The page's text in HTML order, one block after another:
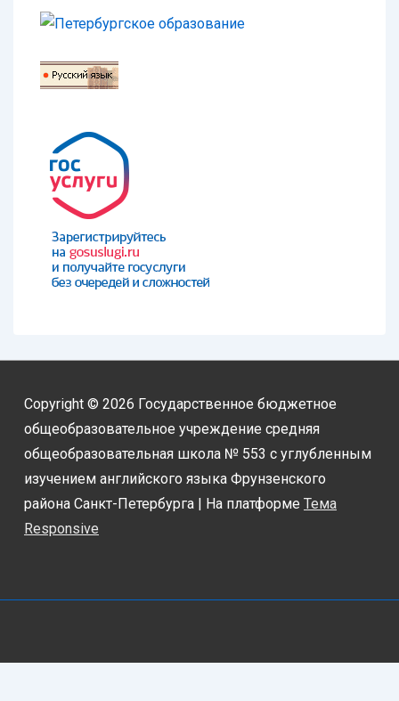
Copyright © 2026 Государственное бюджетное
общеобразовательное учреждение средняя
общеобразовательная школа № 553 с углубленным
изучением английского языка Фрунзенского
района Санкт-Петербурга | На платформе Тема
Responsive